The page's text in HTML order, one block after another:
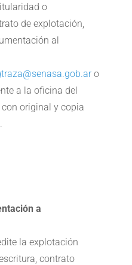
o
de explotación,
al
o
a la oficina del
original y copia
a
la explotación
contrato